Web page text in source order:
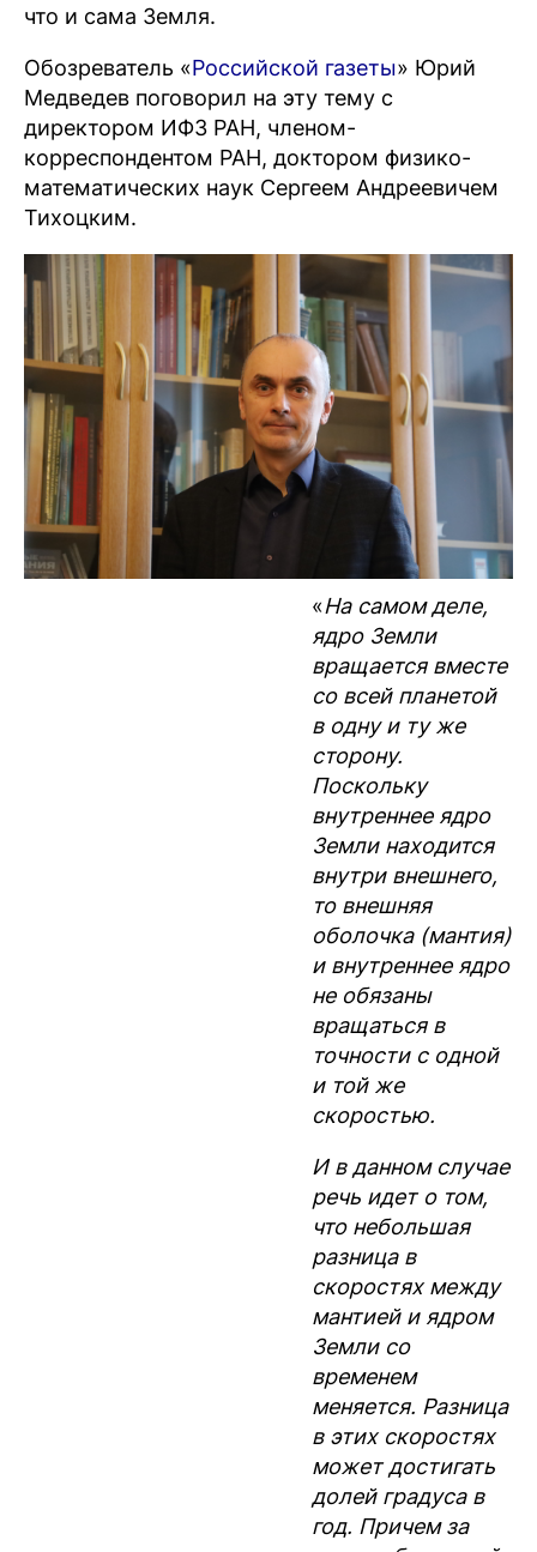
что и сама Земля.
Обозреватель «Российской газеты» Юрий
Медведев поговорил на эту тему с
директором ИФЗ РАН, членом-
корреспондентом РАН, доктором физико-
математических наук Сергеем Андреевичем
Тихоцким.
«На самом деле,
ядро Земли
вращается вместе
со всей планетой
в одну и ту же
сторону.
Поскольку
внутреннее ядро
Земли находится
внутри внешнего,
то внешняя
оболочка (мантия)
и внутреннее ядро
не обязаны
вращаться в
точности с одной
и той же
скоростью.
И в данном случае
речь идет о том,
что небольшая
разница в
скоростях между
мантией и ядром
Земли со
временем
меняется. Разница
в этих скоростях
может достигать
долей градуса в
год. Причем за